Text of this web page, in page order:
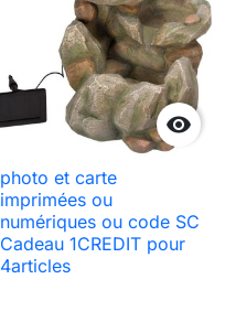

photo et carte
imprimées ou
numériques ou code SC
Cadeau 1CREDIT pour
4articles